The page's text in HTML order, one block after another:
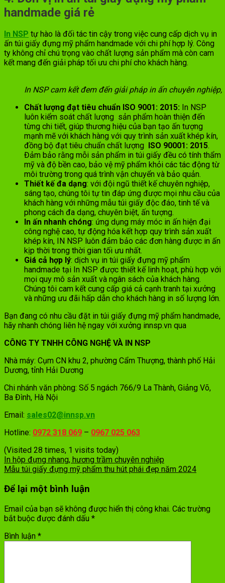
handmade giá rẻ
In NSP tự hào là đối tác tin cậy trong việc cung cấp dịch vụ in
ấn túi giấy đựng mỹ phẩm handmade với chi phí hợp lý. Công
ty không chỉ chú trọng vào chất lượng sản phẩm mà còn cam
kết mang đến giải pháp tối ưu chi phí cho khách hàng.
In NSP cam kết đem đến giải pháp in ấn chuyên
Chất lượng đạt tiêu chuẩn ISO 9001: 2015: In NSP
luôn kiểm soát chất lượng sản phẩm hoàn thiện đến
từng chi tiết, giúp thương hiệu của bạn tạo ấn tượng
mạnh mẽ với khách hàng với quy trình sản xuất khép kín,
đồng bộ đạt tiêu chuẩn chất lượng
ISO 90001: 2015.
Đảm bảo rằng mỗi sản phẩm in túi giấy đều có tính thẩm
mỹ và độ bền cao, bảo vệ mỹ phẩm khỏi các tác động từ
môi trường trong quá trình vận chuyển và bảo quản.
Thiết kế đa dạng: với đội ngũ thiết kế chuyên nghiệp,
sáng tạo, chúng tôi tự tin đáp ứng được mọi nhu cầu của
khách hàng với những mẫu túi giấy độc đáo, tinh tế và
phong cách đa dạng, chuyên biệt, ấn tượng.
In ấn nhanh chóng: ứng dụng máy móc in ấn hiện đại
công nghệ cao, tự động hóa kết hợp quy trình sản xuất
khép kín, IN NSP luôn đảm bảo các đơn hàng được in ấn
kịp thời trong thời gian tối ưu nhất.
Giá cả hợp lý: dịch vụ in túi giấy đựng mỹ phẩm
handmade tại In NSP được thiết kế linh hoạt, phù hợp với
mọi quy mô sản xuất và ngân sách của khách hàng.
Chúng tôi cam kết cung cấp giá cả cạnh tranh tại xưởng
và những ưu đãi hấp dẫn cho khách hàng in số lượng lớn.
Bạn đang có nhu cầu đặt in túi giấy đựng mỹ phẩm handmade,
hãy nhanh chóng liên hệ ngay với xưởng innsp.vn qua
CÔNG TY TNHH CÔNG NGHỆ VÀ IN NSP
Nhà máy: Cụm CN khu 2, phường Cẩm Thượng, thành phố Hải
Dương, tỉnh Hải Dương
Chi nhánh văn phòng: Số 5 ngách 766/9 La Thành, Giảng Võ,
Ba Đình, Hà Nội
Email: sales02@innsp.vn
Hotline: 0972 318 069 – 0967 025 063
(Visited 28 times, 1 visits today)
In hộp đựng nhang, hương trầm chuyên nghiệp
Mẫu túi giấy đựng mỹ phẩm thu hút phái đẹp năm 2024
Để lại một bình luận
Email của bạn sẽ không được hiển thị công khai. Các trường
bắt buộc được đánh dấu *
Bình luận *